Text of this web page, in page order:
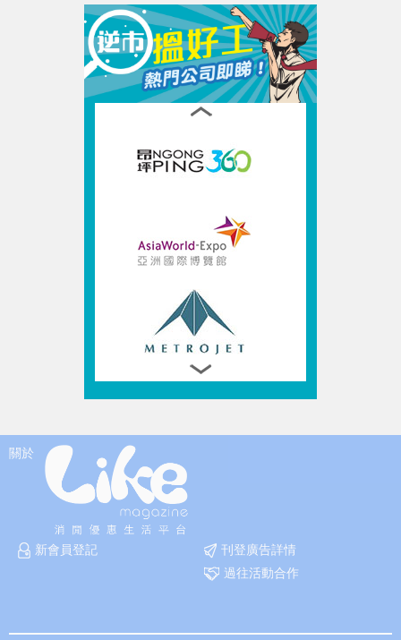
關於
新會員登記
刊登廣告詳情
過往活動合作